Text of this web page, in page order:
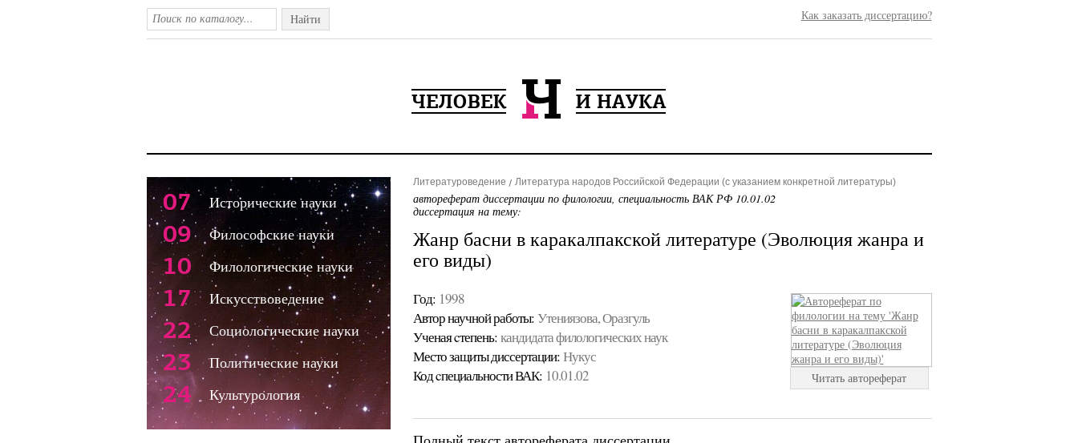
Найти Как заказать диссертацию?
Литературоведение Литература народов Российской Федерации (с указанием конкретной литературы)
автореферат диссертации по филологии, специальность ВАК РФ 10.01.02
диссертация на тему:
Жанр басни в каракалпакской литературе (Эволюция жанра и
его виды)
Год: 1998
Автор научной работы: Утениязова, Оразгуль
Ученая cтепень: кандидата филологических наук
Место защиты диссертации: Нукус
Код cпециальности ВАК: 10.01.02 Читать автореферат
07 Исторические науки
09 Философские науки
10 Филологические науки
17 Искусствоведение
22 Социологические науки
23 Политические науки
24 Культурология